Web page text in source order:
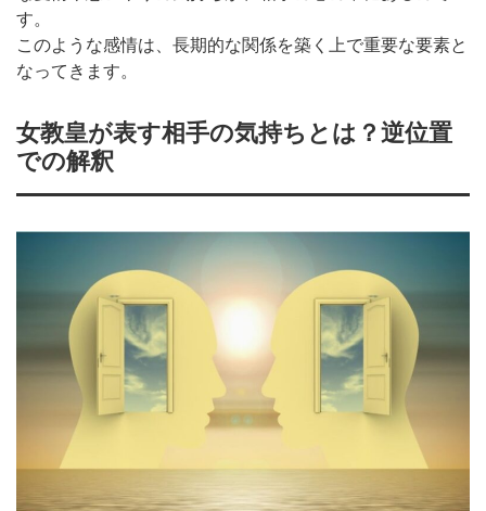
す。
このような感情は、長期的な関係を築く上で重要な要素と
なってきます。
女教皇が表す相手の気持ちとは？逆位置
での解釈